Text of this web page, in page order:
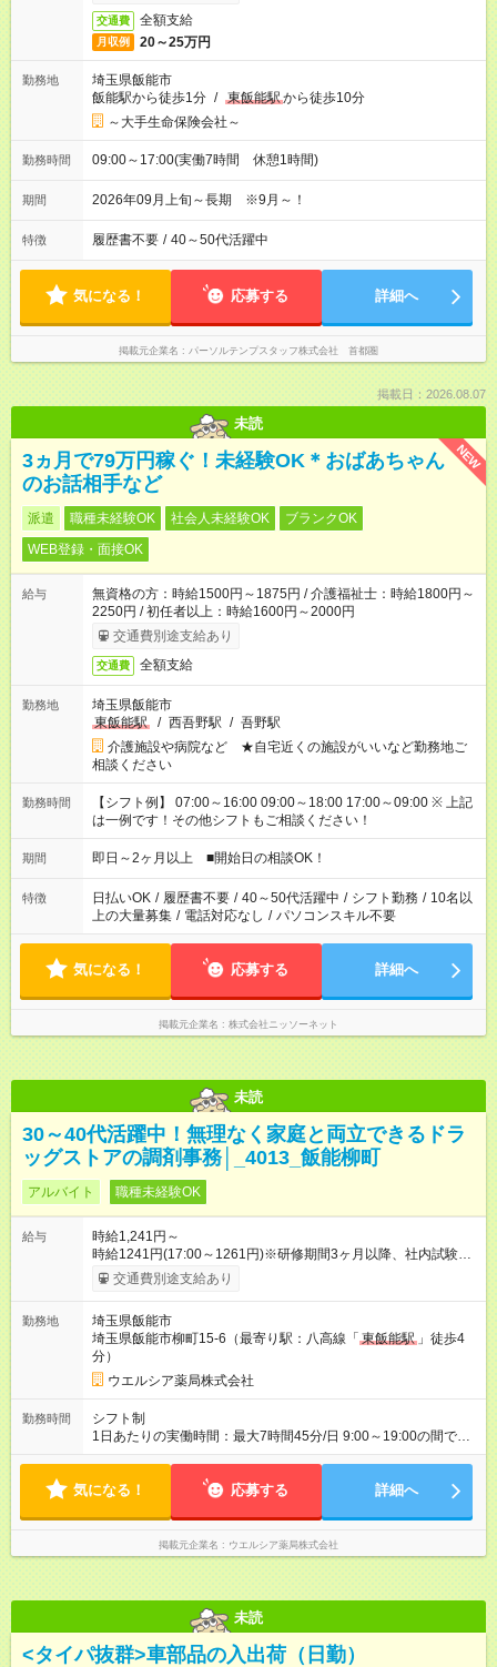
交通費 全額支給
月収例 20～25万円
勤務地
埼玉県飯能市
飯能駅から徒歩1分 / 東飯能駅から徒歩10分
～大手生命保険会社～
勤務時間 09:00～17:00(実働7時間 休憩1時間)
期間 2026年09月上旬～長期 ※9月～！
特徴 履歴書不要 / 40～50代活躍中
気になる！ 応募する 詳細へ
掲載元企業名 パーソルテンプスタッフ株式会社 首都圏
掲載日：2026.08.07
未読
NEW
3ヵ月で79万円稼ぐ！未経験OK＊おばあちゃん
のお話相手など
派遣 職種未経験OK 社会人未経験OK
ブランクOK
WEB登録・面接OK
給与
無資格の方：時給1500円～1875円 / 介護福祉士：時給1800円～
2250円 / 初任者以上：時給1600円～2000円
交通費別途支給あり
交通費 全額支給
勤務地
埼玉県飯能市
東飯能駅
/ 西吾野駅 / 吾野駅
介護施設や病院など ★自宅近くの施設がいいなど勤務地ご
相談ください
勤務時間
【シフト例】 07:00～16:00 09:00～18:00 17:00～09:00 ※ 上記
は一例です！その他シフトもご相談ください！
期間 即日～2ヶ月以上 ■開始日の相談OK！
特徴 日払いOK / 履歴書不要 / 40～50代活躍中 / シフト勤務 / 10名以
上の大量募集 / 電話対応なし / パソコンスキル不要
気になる！ 応募する 詳細へ
掲載元企業名 株式会社ニッソーネット
未読
30～40代活躍中！無理なく家庭と両立できるドラ
ッグストアの調剤事務│_4013_飯能柳町
アルバイト 職種未経験OK
給与
時給1,241円～
時給1241円(17:00～1261円)※研修期間3ヶ月以降、社内試験に
よる更新判定あり 社内試験合格後、時給＋50～100円の昇給あ
り （大学生は＋20円） 試用期間あり：入社日から3ヶ月間／本
間の長さ：3ヶ月 雇用形態、給与は本採用時と同じです。
交通費別途支給あり
勤務地
埼玉県飯能市
埼玉県飯能市柳町15-6（最寄り駅：八高線「 東飯能駅 」徒歩4
分）
ウエルシア薬局株式会社
勤務時間
シフト制
1日あたりの実働時間：最大7時間45分/日 9:00～19:00の間で1
日7.75時間の勤務 ☆週5日の勤務 ※勤務曜日応相談
気になる！ 応募する 詳細へ
掲載元企業名 ウエルシア薬局株式会社
未読
<タイパ抜群>車部品の入出荷（日勤）